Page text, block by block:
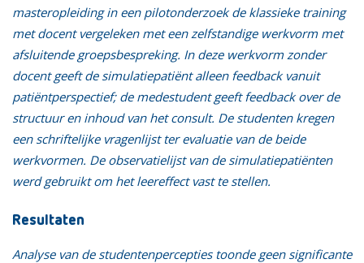
masteropleiding in een pilotonderzoek de klassieke training
met docent vergeleken met een zelfstandige werkvorm met
afsluitende groepsbespreking. In deze werkvorm zonder
docent geeft de simulatiepatiënt alleen feedback vanuit
patiëntperspectief; de medestudent geeft feedback over de
structuur en inhoud van het consult. De studenten kregen
een schriftelijke vragenlijst ter evaluatie van de beide
werkvormen. De observatielijst van de simulatiepatiënten
werd gebruikt om het leereffect vast te stellen.
Resultaten
Analyse van de studentenpercepties toonde geen significante